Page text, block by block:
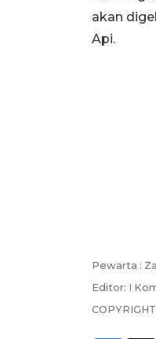
akan
Api.
Pewarta :
Editor: I